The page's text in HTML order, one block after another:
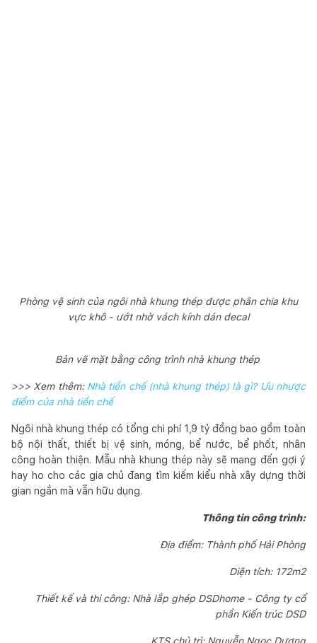
Phòng vệ sinh của ngôi nhà khung thép được phân chia khu
vực khô - ướt nhờ vách kính dán decal
Bản vẽ mặt bằng công trình nhà khung thép
>>> Xem thêm: Nhà tiền chế (nhà khung thép) là gì? Ưu nhược
điểm của nhà tiền chế
Ngôi nhà khung thép có tổng chi phí 1,9 tỷ đồng bao gồm toàn
bộ nội thất, thiết bị vệ sinh, móng, bể nước, bể phốt, nhân
công hoàn thiện. Mẫu nhà khung thép này sẽ mang đến gợi ý
hay ho cho các gia chủ đang tìm kiếm kiểu nhà xây dựng thời
gian ngắn mà vẫn hữu dụng.
Thông tin công trình:
Địa điểm: Thành phố Hải Phòng
Diện tích: 172m2
Thiết kế và thi công: Nhà lắp ghép DSDhome - Công ty cổ
phần Kiến trúc DSD